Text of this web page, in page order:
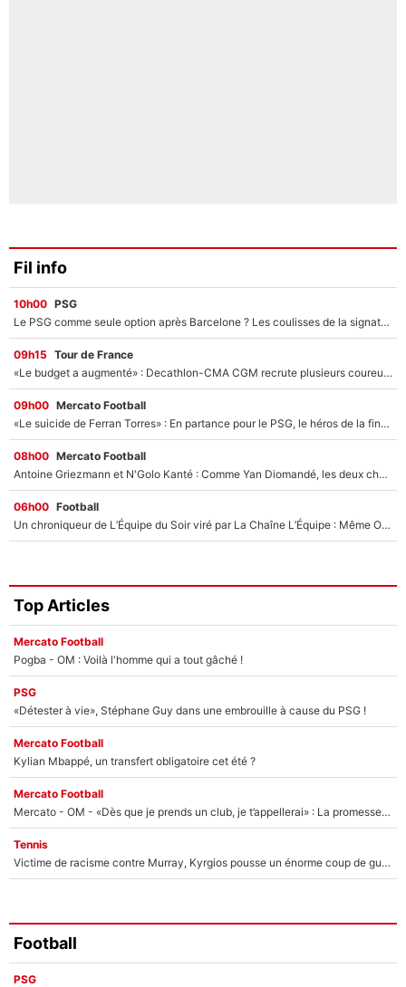
Fil info
10h00 PSG
Le PSG comme seule option après Barcelone ? Les coulisses de la signature historique de Lionel Messi sont révélées au grand jour !
09h15 Tour de France
«Le budget a augmenté» : Decathlon-CMA CGM recrute plusieurs coureurs pour offrir à Paul Seixas une équipe pour gagner le Tour de France 2027
09h00 Mercato Football
«Le suicide de Ferran Torres» : En partance pour le PSG, le héros de la finale de la Coupe du monde s'attire les foudres de la presse espagnole !
08h00 Mercato Football
Antoine Griezmann et N'Golo Kanté : Comme Yan Diomandé, les deux champions du monde ont refusé de signer au PSG !
06h00 Football
Un chroniqueur de L’Équipe du Soir viré par La Chaîne L’Équipe : Même Olivier Ménard n’avait pas pu empêcher son départ, «je l’ai appris sur Twitter, je l’ai vécu assez mal»
Top Articles
Mercato Football
Pogba - OM : Voilà l'homme qui a tout gâché !
PSG
«Détester à vie», Stéphane Guy dans une embrouille à cause du PSG !
Mercato Football
Kylian Mbappé, un transfert obligatoire cet été ?
Mercato Football
Mercato - OM - «Dès que je prends un club, je t’appellerai» : La promesse de Marcelino au moment de claquer la porte
Tennis
Victime de racisme contre Murray, Kyrgios pousse un énorme coup de gueule !
Football
PSG